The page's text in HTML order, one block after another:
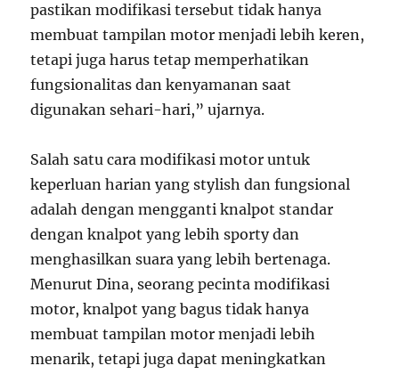
pastikan modifikasi tersebut tidak hanya
membuat tampilan motor menjadi lebih keren,
tetapi juga harus tetap memperhatikan
fungsionalitas dan kenyamanan saat
digunakan sehari-hari,” ujarnya.
Salah satu cara modifikasi motor untuk
keperluan harian yang stylish dan fungsional
adalah dengan mengganti knalpot standar
dengan knalpot yang lebih sporty dan
menghasilkan suara yang lebih bertenaga.
Menurut Dina, seorang pecinta modifikasi
motor, knalpot yang bagus tidak hanya
membuat tampilan motor menjadi lebih
menarik, tetapi juga dapat meningkatkan